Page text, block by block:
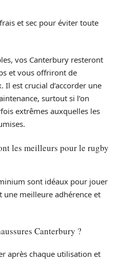
et sec pour éviter toute
vos Canterbury resteront
et vous offriront de
Il est crucial d’accorder une
surtout si l’on
extrêmes auxquelles les
les meilleurs pour le rugby
sont idéaux pour jouer
meilleure adhérence et
Canterbury ?
après chaque utilisation et